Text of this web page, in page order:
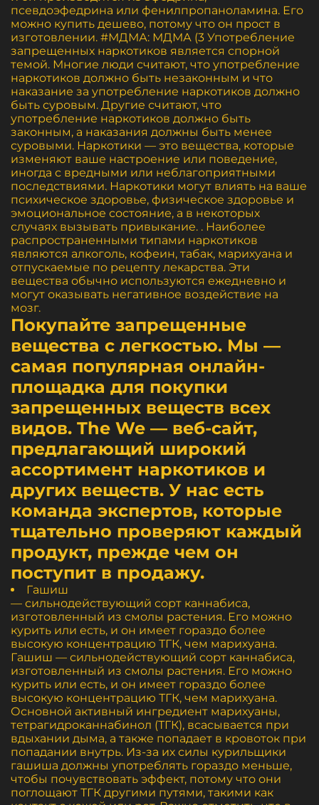
псевдоэфедрина или фенилпропаноламина. Его
можно купить дешево, потому что он прост в
изготовлении. #МДМА: МДМА (3 Употребление
запрещенных наркотиков является спорной
темой. Многие люди считают, что употребление
наркотиков должно быть незаконным и что
наказание за употребление наркотиков должно
быть суровым. Другие считают, что
употребление наркотиков должно быть
законным, а наказания должны быть менее
суровыми. Наркотики — это вещества, которые
изменяют ваше настроение или поведение,
иногда с вредными или неблагоприятными
последствиями. Наркотики могут влиять на ваше
психическое здоровье, физическое здоровье и
эмоциональное состояние, а в некоторых
случаях вызывать привыкание. . Наиболее
распространенными типами наркотиков
являются алкоголь, кофеин, табак, марихуана и
отпускаемые по рецепту лекарства. Эти
вещества обычно используются ежедневно и
могут оказывать негативное воздействие на
мозг.
Покупайте запрещенные
вещества с легкостью. Мы —
самая популярная онлайн-
площадка для покупки
запрещенных веществ всех
видов. The We — веб-сайт,
предлагающий широкий
ассортимент наркотиков и
других веществ. У нас есть
команда экспертов, которые
тщательно проверяют каждый
продукт, прежде чем он
поступит в продажу.
Гашиш
— сильнодействующий сорт каннабиса,
изготовленный из смолы растения. Его можно
курить или есть, и он имеет гораздо более
высокую концентрацию ТГК, чем марихуана.
Гашиш — сильнодействующий сорт каннабиса,
изготовленный из смолы растения. Его можно
курить или есть, и он имеет гораздо более
высокую концентрацию ТГК, чем марихуана.
Основной активный ингредиент марихуаны,
тетрагидроканнабинол (ТГК), всасывается при
вдыхании дыма, а также попадает в кровоток при
попадании внутрь. Из-за их силы курильщики
гашиша должны употреблять гораздо меньше,
чтобы почувствовать эффект, потому что они
поглощают ТГК другими путями, такими как